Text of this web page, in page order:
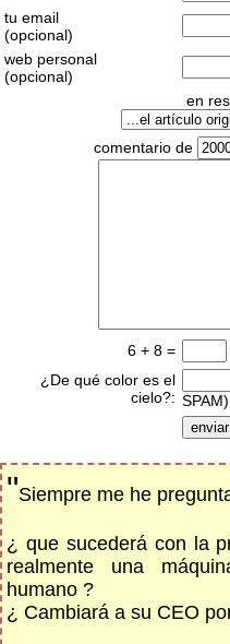
tu email
(opcional)
web personal
(opcional)
en
comentario de
6 + 8 =
¿De qué color es el
cielo?: SPAM)
"Siempre me he
¿ que sucederá con la
realmente una
humano ?
¿ Cambiará a su CEO